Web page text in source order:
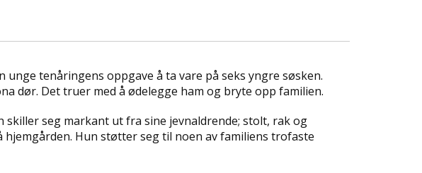
tenåringens oppgave å ta vare på seks yngre søsken.
dør. Det truer med å ødelegge ham og bryte opp familien.
seg markant ut fra sine jevnaldrende; stolt, rak og
Hun støtter seg til noen av familiens trofaste